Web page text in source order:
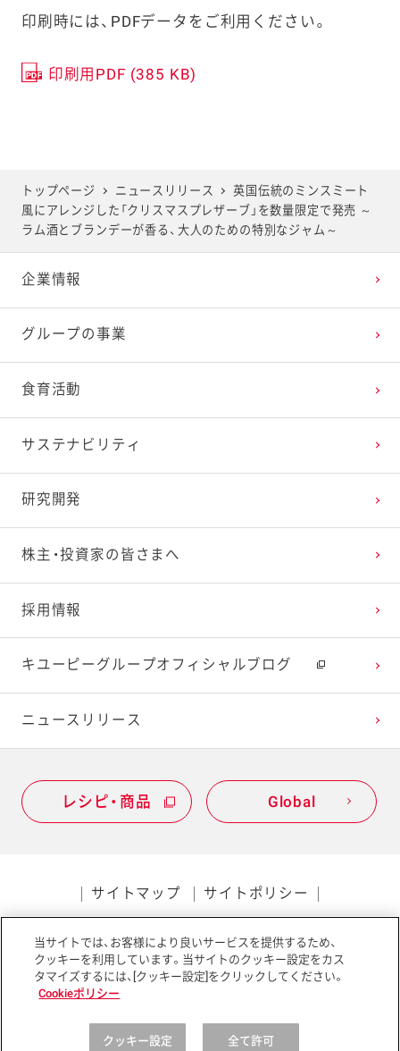
印刷時には、PDFデータをご利用ください。
印刷用PDF (385 KB)
トップページ ニュースリリース
英国伝統のミンスミート
風にアレンジした「クリスマスプレザーブ」を数量限定で発売 ～
ラム酒とブランデーが香る、大人のための特別なジャム～
企業情報
グループの事業
食育活動
サステナビリティ
研究開発
株主・投資家の皆さまへ
採用情報
キユーピーグループオフィシャルブログ
ニュースリリース
レシピ・商品 Global
サイトマップ サイトポリシー
ソーシャルメディアポリシー アクセシビリティ
当サイトでは、お客様により良いサービスを提供するため、
クッキーを利用しています。当サイトのクッキー設定をカス
タマイズするには、[クッキー設定]をクリックしてください。
Cookieポリシー
クッキー設定 全て許可